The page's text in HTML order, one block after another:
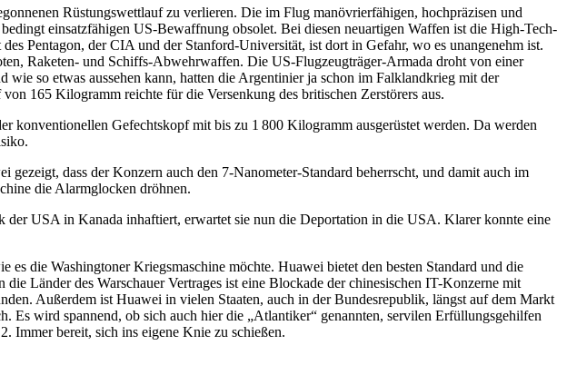
Rüstungswettlauf zu verlieren. Die im Flug manövrierfähigen, hochpräzisen und
einsatzfähigen US-Bewaffnung obsolet. Bei diesen neuartigen Waffen ist die High-Tech-
Pentagon, der CIA und der Stanford-Universität, ist dort in Gefahr, wo es unangenehm ist.
Raketen- und Schiffs-Abwehrwaffen. Die US-Flugzeugträger-Armada droht von einer
so etwas aussehen kann, hatten die Argentinier ja schon im Falklandkrieg mit der
165 Kilogramm reichte für die Versenkung des britischen Zerstörers aus.
konventionellen Gefechtskopf mit bis zu 1 800 Kilogramm ausgerüstet werden. Da werden
dass der Konzern auch den 7-Nanometer-Standard beherrscht, und damit auch im
die Alarmglocken dröhnen.
USA in Kanada inhaftiert, erwartet sie nun die Deportation in die USA. Klarer konnte eine
die Washingtoner Kriegsmaschine möchte. Huawei bietet den besten Standard und die
Länder des Warschauer Vertrages ist eine Blockade der chinesischen IT-Konzerne mit
Außerdem ist Huawei in vielen Staaten, auch in der Bundesrepublik, längst auf dem Markt
wird spannend, ob sich auch hier die „Atlantiker“ genannten, servilen Erfüllungsgehilfen
Immer bereit, sich ins eigene Knie zu schießen.